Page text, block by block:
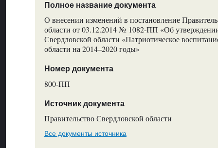
Полное название документа
О внесении изменений в постановление
области от 03.12.2014 № 1082-ПП «Об
Свердловской области «Патриотическое
области на 2014–2020 годы»
Номер документа
800-ПП
Источник документа
Правительство Свердловской области
Все документы источника